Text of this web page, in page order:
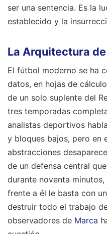
ser una sentencia. Es la
establecido y la
La Arquitectura
El fútbol moderno se ha
datos, en hojas de
de un solo suplente del
tres temporadas
analistas deportivos
y bloques bajos, pero en
abstracciones
de un defensa central
durante noventa
frente a él le basta con
destruir todo el trabajo
observadores de Marca